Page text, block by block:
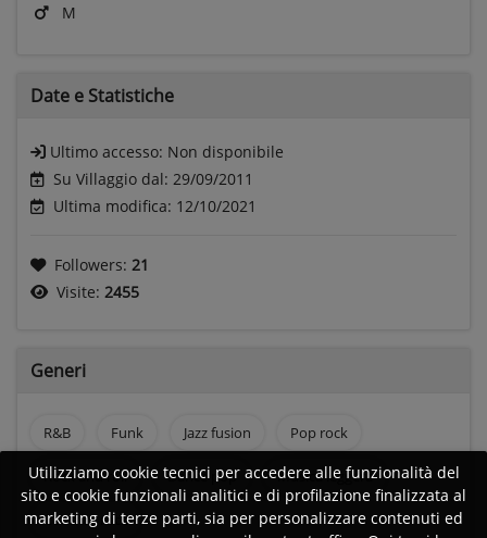
M
Date e Statistiche
Ultimo accesso: Non disponibile
Su Villaggio dal: 29/09/2011
Ultima modifica: 12/10/2021
Followers: 21
Visite: 2455
Generi
R&B Funk Jazz fusion Pop rock
Rock and roll Dance pop Musica leggera
Country rock
Utilizziamo cookie tecnici per accedere alle funzionalità del
sito e cookie funzionali analitici e di profilazione finalizzata al
marketing di terze parti, sia per personalizzare contenuti ed